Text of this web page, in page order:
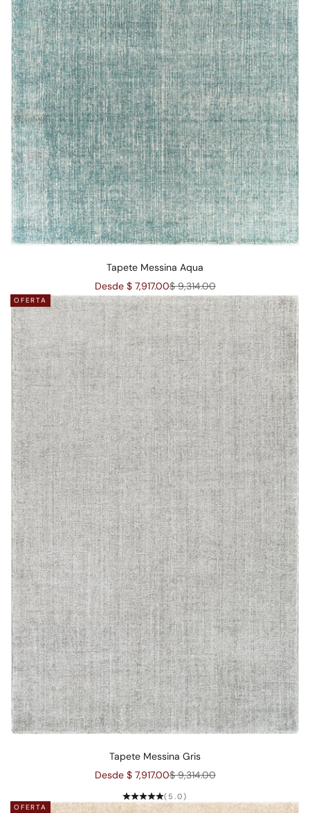
Tapete Messina Aqua
Precio de oferta
Desde $ 7,917.00Precio normal
$ 9,314.00
OFERTA
Tapete Messina Gris
Precio de oferta
Desde $ 7,917.00Precio normal
$ 9,314.00
(5.0)
OFERTA